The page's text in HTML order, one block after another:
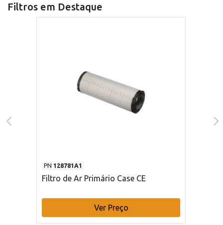
Filtros em Destaque
PN 128781A1
Filtro de Ar Primário Case CE
Ver Preço